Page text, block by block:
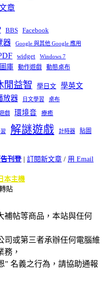
BBS Facebook
器 Google 與其他 Google 應用
widget Windows 7
庫 動作遊戲 動態桌布
閒益智 學日文 學英文
放器 日文學習 桌布
戲 環境音 療癒
解謎遊戲 計時器
貼圖
刊登| 訂閱新文章 / 用 Email
本主機
貼
補帖等商品，本站與任何
司或第三者承辦任何電腦維
務，
" 名義之行為，請協助通報